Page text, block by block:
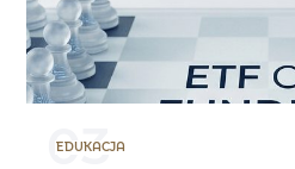
03
EDUKACJA